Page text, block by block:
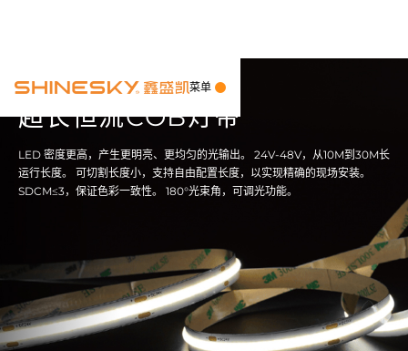
菜单
超长恒流COB灯带
LED 密度更高，产生更明亮、更均匀的光输出。 24V-48V，从10M到30M长
运行长度。 可切割长度小，支持自由配置长度，以实现精确的现场安装。
SDCM≤3，保证色彩一致性。 180°光束角，可调光功能。